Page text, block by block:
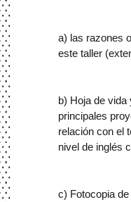
a) las razones
este taller
b) Hoja de vida
principales
relación con el
nivel de inglés
c) Fotocopia